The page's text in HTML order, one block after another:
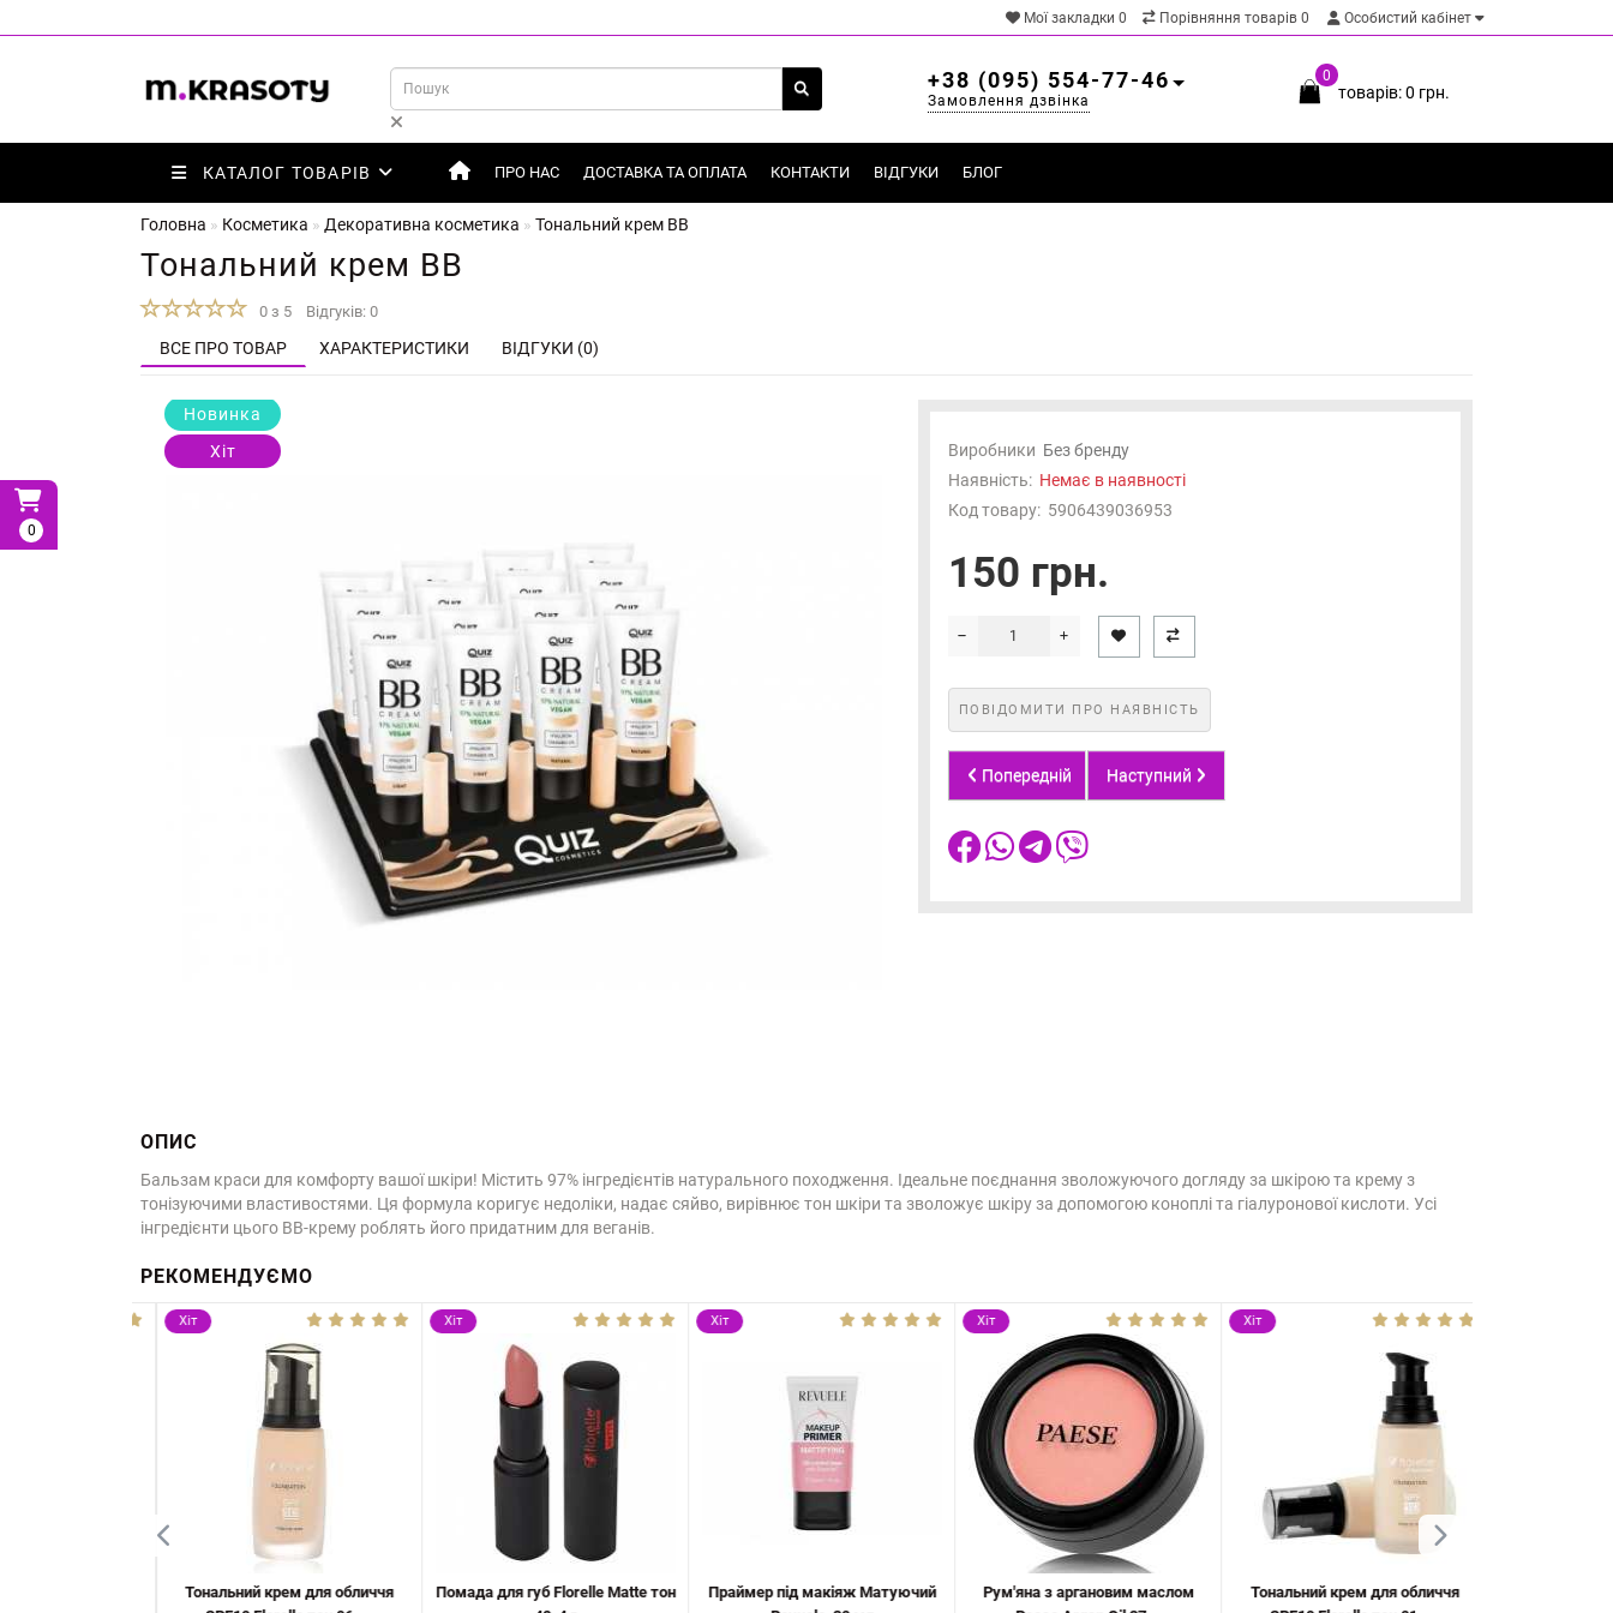
0
Мої закладки 0 Порівняння товарів 0 Особистий кабінет
0
товарів: 0 грн.
+38 (095) 554-77-46
Замовлення дзвінка
КАТАЛОГ ТОВАРІВ ПРО НАС ДОСТАВКА ТА ОПЛАТА КОНТАКТИ ВІДГУКИ БЛОГ
Головна Косметика Декоративна косметика Тональний крем BB
Тональний крем BB
0 з 5 Відгуків: 0
ВСЕ ПРО ТОВАР ХАРАКТЕРИСТИКИ ВІДГУКИ (0)
Новинка
Хіт
Виробники Без бренду
Наявність: Немає в наявності
Код товару: 5906439036953
150 грн.
ПОВІДОМИТИ ПРО НАЯВНІСТЬ
Попередній Наступний
ОПИС
Бальзам краси для комфорту вашої шкіри! Містить 97% інгредієнтів натурального походження. Ідеальне поєднання зволожуючого догляду за шкірою та крему з
тонізуючими властивостями. Ця формула коригує недоліки, надає сяйво, вирівнює тон шкіри та зволожує шкіру за допомогою коноплі та гіалуронової кислоти. Усі
інгредієнти цього BB-крему роблять його придатним для веганів.
РЕКОМЕНДУЄМО
Хіт
Тональний крем для обличчя
Хіт
Помада для губ Florelle Matte тон
Хіт
Праймер під макіяж Матуючий
Хіт
Рум'яна з аргановим маслом
Хіт
Тональний крем для обличчя